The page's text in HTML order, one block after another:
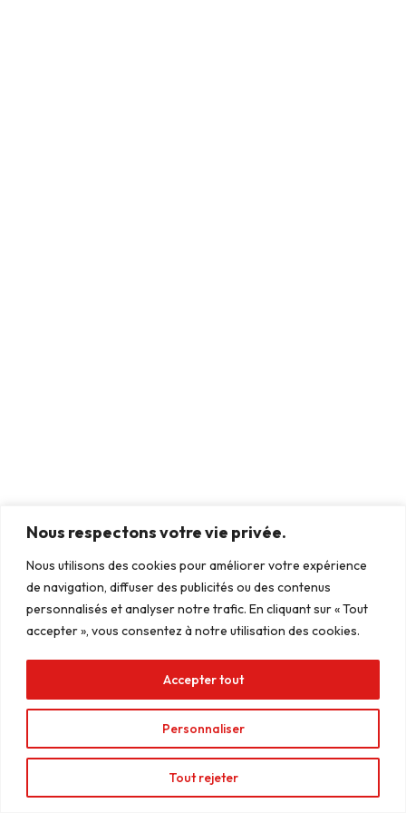
Nous respectons votre vie privée.
Nous utilisons des cookies pour améliorer votre expérience
de navigation, diffuser des publicités ou des contenus
personnalisés et analyser notre trafic. En cliquant sur « Tout
accepter », vous consentez à notre utilisation des cookies.
Personnaliser
Tout rejeter
Accepter tout
Manage Consent
To provide the best experiences, we use technologies like cookies to
store and/or access device information. Consenting to these
technologies will allow us to process data such as browsing behavior or
unique IDs on this site. Not consenting or withdrawing consent, may
adversely affect certain features and functions.
Accept
Deny
View preferences